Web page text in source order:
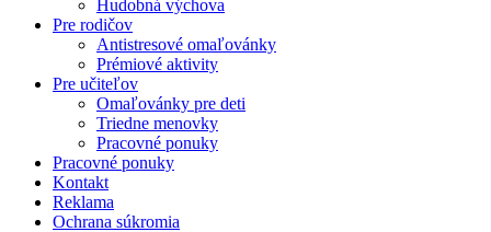
Hudobná výchova
Pre rodičov
Antistresové omaľovánky
Prémiové aktivity
Pre učiteľov
Omaľovánky pre deti
Triedne menovky
Pracovné ponuky
Pracovné ponuky
Kontakt
Reklama
Ochrana súkromia